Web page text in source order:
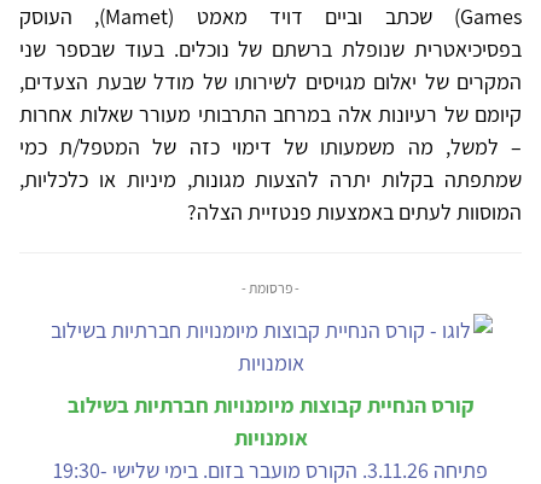
Games) שכתב וביים דויד מאמט (Mamet), העוסק
בפסיכיאטרית שנופלת ברשתם של נוכלים. בעוד שבספר שני
המקרים של יאלום מגויסים לשירותו של מודל שבעת הצעדים,
קיומם של רעיונות אלה במרחב התרבותי מעורר שאלות אחרות
– למשל, מה משמעותו של דימוי כזה של המטפל/ת כמי
שמתפתה בקלות יתרה להצעות מגונות, מיניות או כלכליות,
המוסוות לעתים באמצעות פנטזיית הצלה?
- פרסומת -
קורס הנחיית קבוצות מיומנויות חברתיות בשילוב
אומנויות
פתיחה 3.11.26. הקורס מועבר בזום. בימי שלישי 19:30-